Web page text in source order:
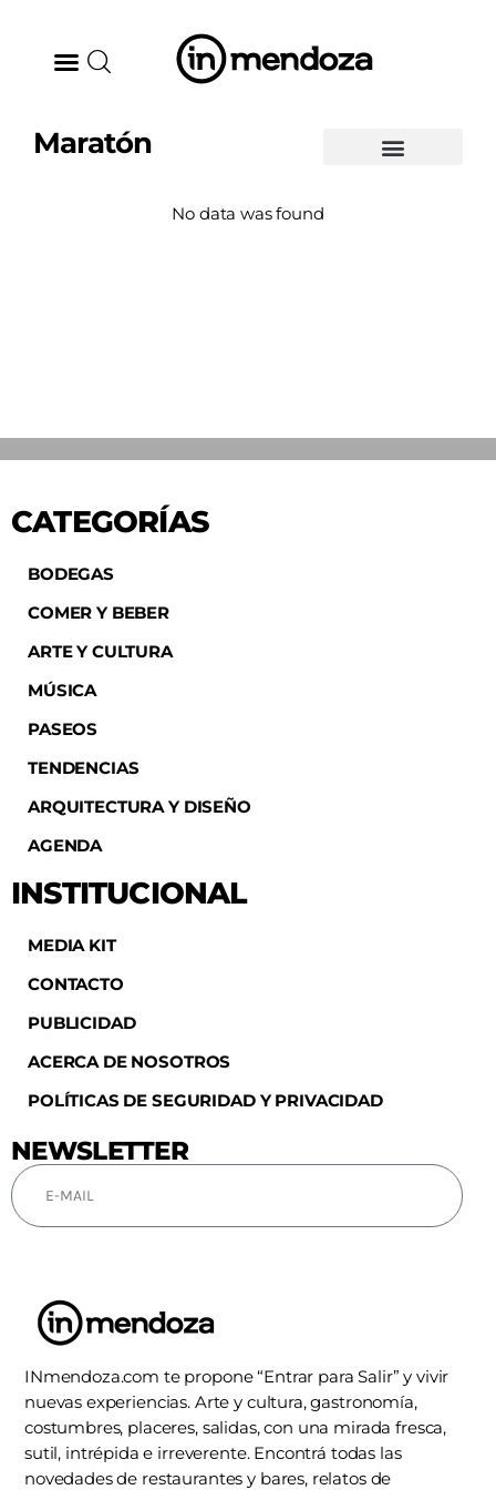
BODEGAS
GASTRONOMÍA
TENDENCIAS
Maratón
No data was found
CATEGORÍAS
BODEGAS
COMER Y BEBER
ARTE Y CULTURA
MÚSICA
PASEOS
TENDENCIAS
ARQUITECTURA Y DISEÑO
AGENDA
INSTITUCIONAL
MEDIA KIT
CONTACTO
PUBLICIDAD
ACERCA DE NOSOTROS
POLÍTICAS DE SEGURIDAD Y PRIVACIDAD
NEWSLETTER
INmendoza.com te propone “Entrar para Salir” y vivir
nuevas experiencias. Arte y cultura, gastronomía,
costumbres, placeres, salidas, con una mirada fresca,
sutil, intrépida e irreverente. Encontrá todas las
novedades de restaurantes y bares, relatos de